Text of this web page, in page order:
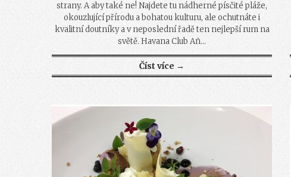
strany. A aby také ne! Najdete tu nádherné písčité pláže,
okouzlující přírodu a bohatou kulturu, ale ochutnáte i
kvalitní doutníky a v neposlední řadě ten nejlepší rum na
světě. Havana Club Añ...
Číst více →